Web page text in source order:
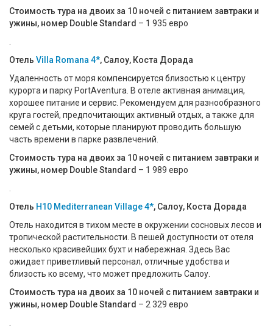
Стоимость тура на двоих за 10 ночей с питанием завтраки и
ужины, номер Double Standard – 1 935 евро
Отель Villa Romana 4*, Салоу, Коста Дорада
Удаленность от моря компенсируется близостью к центру
курорта и парку PortAventura. В отеле активная анимация,
хорошее питание и сервис. Рекомендуем для разнообразного
круга гостей, предпочитающих активный отдых, а также для
семей с детьми, которые планируют проводить большую
часть времени в парке развлечений.
Стоимость тура на двоих за 10 ночей с питанием завтраки и
ужины, номер Double Standard – 1 989 евро
Отель H10 Mediterranean Village 4*, Салоу, Коста Дорада
Отель находится в тихом месте в окружении сосновых лесов и
тропической растительности. В пешей доступности от отеля
несколько красивейших бухт и набережная. Здесь Вас
ожидает приветливый персонал, отличные удобства и
близость ко всему, что может предложить Салоу.
Стоимость тура на двоих за 10 ночей с питанием завтраки и
ужины, номер Double Standard – 2 329 евро